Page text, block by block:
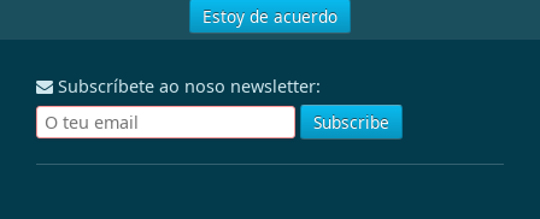
Estoy de acuerdo
Subscríbete ao noso newsletter: